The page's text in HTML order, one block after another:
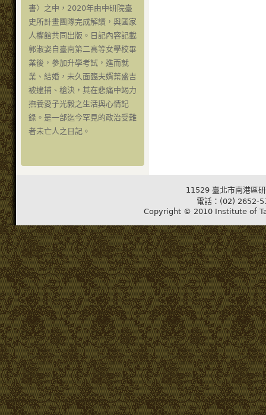
書〉之中，2020年由中研院臺
史所計畫團隊完成解讀，與國家
人權館共同出版。日記內容記載
郭淑姿自臺南第二高等女學校畢
業後，參加升學考試，進而就
業、結婚，未久面臨夫婿葉盛吉
被逮捕、槍決，其在悲痛中竭力
撫養愛子光毅之生活與心情記
錄。是一部迄今罕見的政治受難
者未亡人之日記。
11529 臺北市南港區
電話：(02) 2652-
Copyright © 2010 Institute of